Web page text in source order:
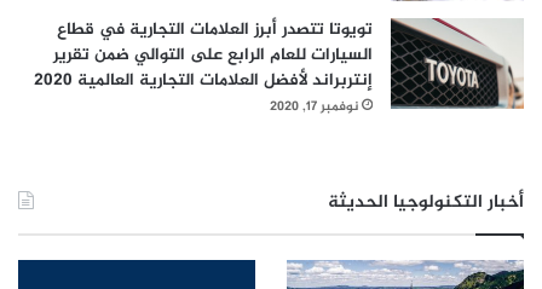
تويوتا تتصدر أبرز العلامات التجارية في قطاع
السيارات للعام الرابع على التوالي ضمن تقرير
إنتربراند لأفضل العلامات التجارية العالمية 2020
نوفمبر 17, 2020
أخبار التكنولوجيا الحديثة